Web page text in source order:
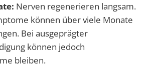
Nerven regenerieren langsam.
können über viele Monate
Bei ausgeprägter
können jedoch
bleiben.